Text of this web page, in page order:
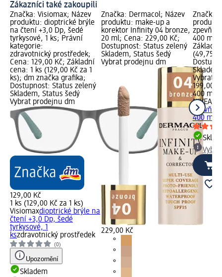
Zákazníci také zakoupili
Značka: Visiomax; Název
produktu: dioptrické brýle
na čtení +3,0 Dp, šedé
tyrkysové, 1 ks; Právní
kategorie:
zdravotnický prostředek;
Cena: 129,00 Kč; Základní
cena: 1 ks (129,00 Kč za 1
ks); dm značka grafika;
Dostupnost: Status zelený
Skladem, Status šedý
Vybrat prodejnu dm
129,00 Kč
1 ks (129,00 Kč za 1 ks)
Visiomaxdioptrické brýle na
čtení +3,0 Dp, šedé
tyrkysové, 1
kszdravotnický prostředek
(0)
Upozornění
Skladem
Značka: Dermacol; Název
produktu: make-up a
korektor Infinity 04 bronze,
20 ml; Cena: 229,00 Kč;
Dostupnost: Status zelený
Skladem, Status šedý
Vybrat prodejnu dm
229,00 Kč
Značka:
400 ml;
(49,75
Vybrat
199,00
400 ml
NIVEA
400 ml